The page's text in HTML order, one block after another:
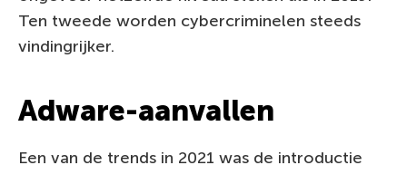
Ten tweede worden cybercriminelen steeds
vindingrijker.
Adware-aanvallen
Een van de trends in 2021 was de introductie